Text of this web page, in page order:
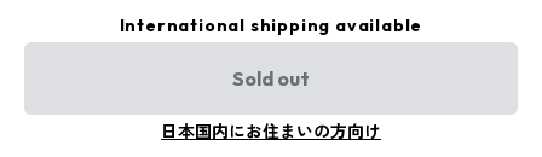
International shipping available
Sold out
日本国内にお住まいの方向け